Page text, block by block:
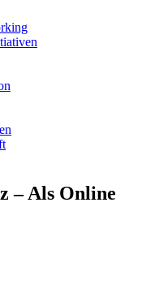
– Als Online